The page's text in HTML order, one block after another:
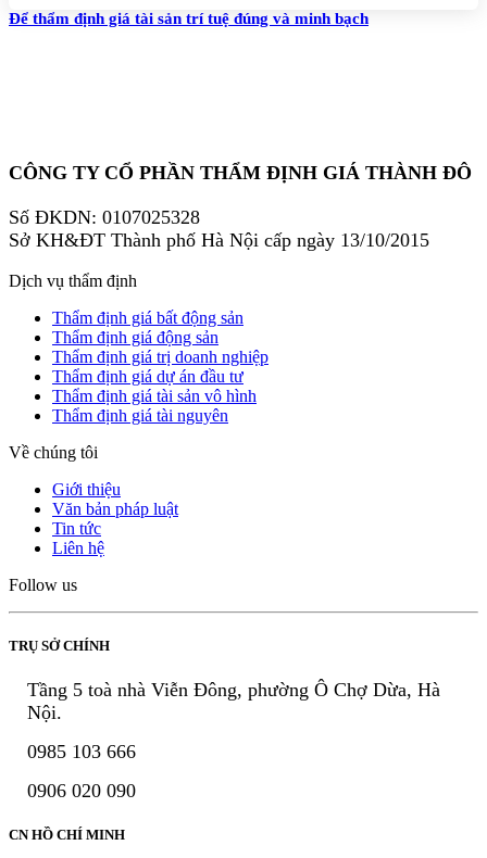
Để thẩm định giá tài sản trí tuệ đúng và minh bạch
CÔNG TY CỔ PHẦN THẨM ĐỊNH GIÁ THÀNH ĐÔ
Số ĐKDN: 0107025328
Sở KH&ĐT Thành phố Hà Nội cấp ngày 13/10/2015
Dịch vụ thẩm định
Thẩm định giá bất động sản
Thẩm định giá động sản
Thẩm định giá trị doanh nghiệp
Thẩm định giá dự án đầu tư
Thẩm định giá tài sản vô hình
Thẩm định giá tài nguyên
Về chúng tôi
Giới thiệu
Văn bản pháp luật
Tin tức
Liên hệ
Follow us
TRỤ SỞ CHÍNH
Tầng 5 toà nhà Viễn Đông, phường Ô Chợ Dừa, Hà
Nội.
0985 103 666
0906 020 090
CN HỒ CHÍ MINH